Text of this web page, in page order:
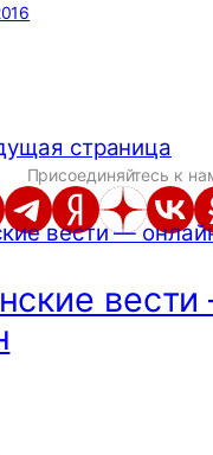
страница
Присоединяйтесь к